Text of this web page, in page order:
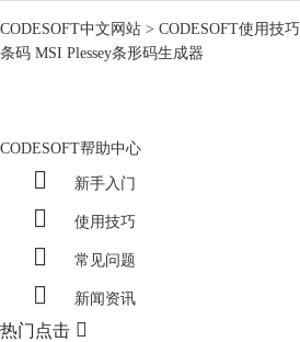
CODESOFT中文网站 > CODESOFT使用技巧
条码 MSI Plessey条形码生成器
CODESOFT帮助中心
 新手入门
 使用技巧
 常见问题
 新闻资讯
热门点击 